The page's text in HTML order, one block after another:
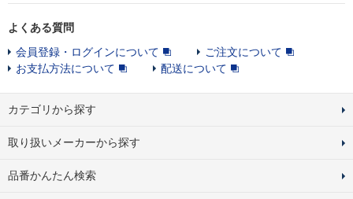
よくある質問
会員登録・ログインについて
ご注文について
お支払方法について
配送について
カテゴリから探す
取り扱いメーカーから探す
品番かんたん検索